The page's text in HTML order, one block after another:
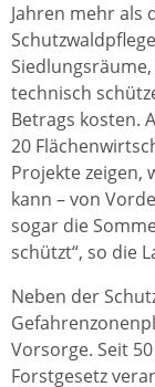
Jahren mehr als
technisch
Betrags kosten.
20
Projekte zeigen,
kann – von
sogar die
schützt“, so die
Neben der
Vorsorge. Seit
Forstgesetz